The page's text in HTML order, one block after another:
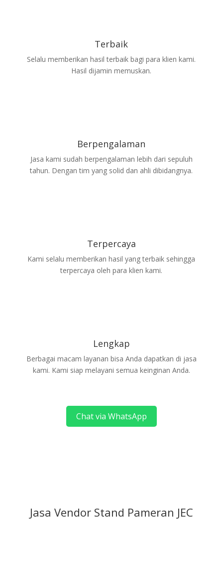
Terbaik
Selalu memberikan hasil terbaik bagi para klien kami.
Hasil dijamin memuskan.
Berpengalaman
Jasa kami sudah berpengalaman lebih dari sepuluh
tahun. Dengan tim yang solid dan ahli dibidangnya.
Terpercaya
Kami selalu memberikan hasil yang terbaik sehingga
terpercaya oleh para klien kami.
Lengkap
Berbagai macam layanan bisa Anda dapatkan di jasa
kami. Kami siap melayani semua keinginan Anda.
Chat via WhatsApp
Jasa Vendor Stand Pameran JEC